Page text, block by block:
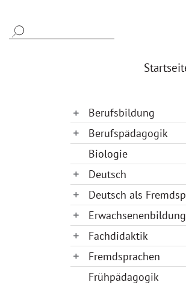
Berufsbildung
Berufspädagogik
Biologie
Deutsch
Deutsch als
Erwachsenenbildung
Fachdidaktik
Fremdsprachen
Frühpädagogik